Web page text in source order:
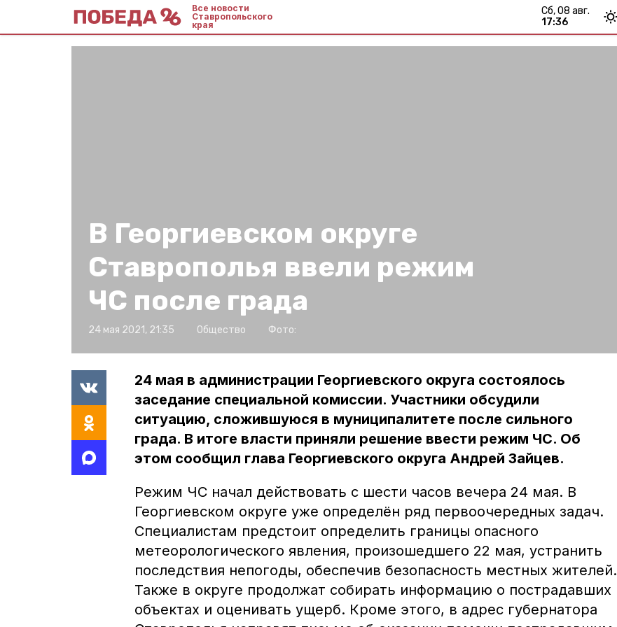
Все новости
Ставропольского
края
сб, 08 авг.
17:36
В Георгиевском округе
Ставрополья ввели режим
ЧС после града
24 мая 2021, 21:35 Общество Фото:
24 мая в администрации Георгиевского округа состоялось
заседание специальной комиссии. Участники обсудили
ситуацию, сложившуюся в муниципалитете после сильного
града. В итоге власти приняли решение ввести режим ЧС. Об
этом сообщил глава Георгиевского округа Андрей Зайцев.
Режим ЧС начал действовать с шести часов вечера 24 мая. В
Георгиевском округе уже определён ряд первоочередных задач.
Специалистам предстоит определить границы опасного
метеорологического явления, произошедшего 22 мая, устранить
последствия непогоды, обеспечив безопасность местных жителей.
Также в округе продолжат собирать информацию о пострадавших
объектах и оценивать ущерб. Кроме этого, в адрес губернатора